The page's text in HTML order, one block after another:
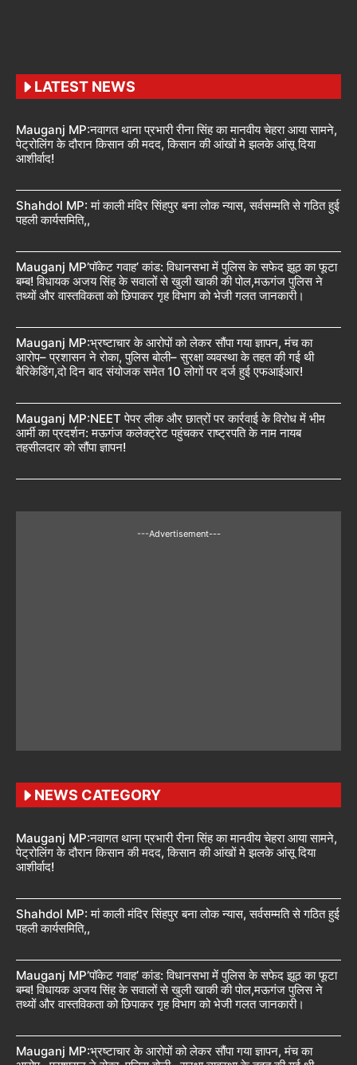
LATEST NEWS
Mauganj MP:नवागत थाना प्रभारी रीना सिंह का मानवीय चेहरा आया सामने,
पेट्रोलिंग के दौरान किसान की मदद, किसान की आंखों मे झलके आंसू दिया
आशीर्वाद!
Shahdol MP: मां काली मंदिर सिंहपुर बना लोक न्यास, सर्वसम्मति से गठित हुई
पहली कार्यसमिति,,
Mauganj MP’पॉकेट गवाह’ कांड: विधानसभा में पुलिस के सफेद झूठ का फूटा
बम्ब! विधायक अजय सिंह के सवालों से खुली खाकी की पोल,मऊगंज पुलिस ने
तथ्यों और वास्तविकता को छिपाकर गृह विभाग को भेजी गलत जानकारी।
Mauganj MP:भ्रष्टाचार के आरोपों को लेकर सौंपा गया ज्ञापन, मंच का
आरोप– प्रशासन ने रोका, पुलिस बोली– सुरक्षा व्यवस्था के तहत की गई थी
बैरिकेडिंग,दो दिन बाद संयोजक समेत 10 लोगों पर दर्ज हुई एफआईआर!
Mauganj MP:NEET पेपर लीक और छात्रों पर कार्रवाई के विरोध में भीम
आर्मी का प्रदर्शन: मऊगंज कलेक्ट्रेट पहुंचकर राष्ट्रपति के नाम नायब
तहसीलदार को सौंपा ज्ञापन!
---Advertisement---
NEWS CATEGORY
Mauganj MP:नवागत थाना प्रभारी रीना सिंह का मानवीय चेहरा आया सामने,
पेट्रोलिंग के दौरान किसान की मदद, किसान की आंखों मे झलके आंसू दिया
आशीर्वाद!
Shahdol MP: मां काली मंदिर सिंहपुर बना लोक न्यास, सर्वसम्मति से गठित हुई
पहली कार्यसमिति,,
Mauganj MP’पॉकेट गवाह’ कांड: विधानसभा में पुलिस के सफेद झूठ का फूटा
बम्ब! विधायक अजय सिंह के सवालों से खुली खाकी की पोल,मऊगंज पुलिस ने
तथ्यों और वास्तविकता को छिपाकर गृह विभाग को भेजी गलत जानकारी।
Mauganj MP:भ्रष्टाचार के आरोपों को लेकर सौंपा गया ज्ञापन, मंच का